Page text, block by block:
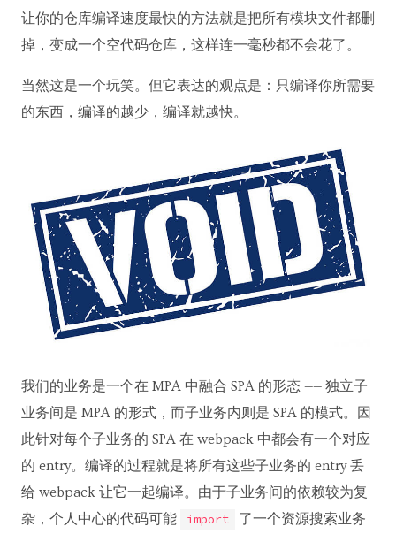
让你的仓库编译速度最快的方法就是把所有模块文件都删
掉，变成一个空代码仓库，这样连一毫秒都不会花了。
当然这是一个玩笑。但它表达的观点是：只编译你所需要
的东西，编译的越少，编译就越快。
我们的业务是一个在 MPA 中融合 SPA 的形态 —— 独立子
业务间是 MPA 的形式，而子业务内则是 SPA 的模式。因
此针对每个子业务的 SPA 在 webpack 中都会有一个对应
的 entry。编译的过程就是将所有这些子业务的 entry 丢
给 webpack 让它一起编译。由于子业务间的依赖较为复
杂，个人中心的代码可能
import
了一个资源搜索业务